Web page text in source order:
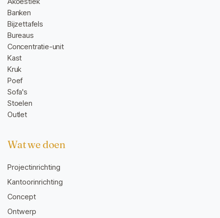
Banken
Bijzettafels
Bureaus
Concentratie-unit
Kast
Kruk
Poef
Sofa's
Stoelen
Outlet
Wat we doen
Projectinrichting
Kantoorinrichting
Concept
Ontwerp